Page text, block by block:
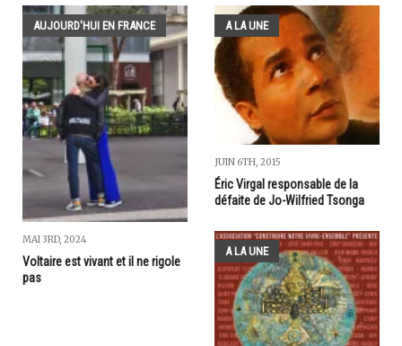
AUJOURD'HUI EN FRANCE
MAI 3RD, 2024
Voltaire est vivant et il ne rigole
pas
A LA UNE
JUIN 6TH, 2015
Éric Virgal responsable de la
défaite de Jo-Wilfried Tsonga
A LA UNE